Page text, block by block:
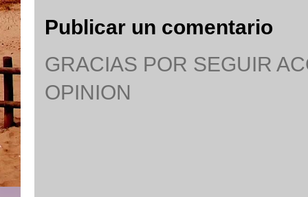
Publicar un comentario
GRACIAS POR SEGUIR
OPINION